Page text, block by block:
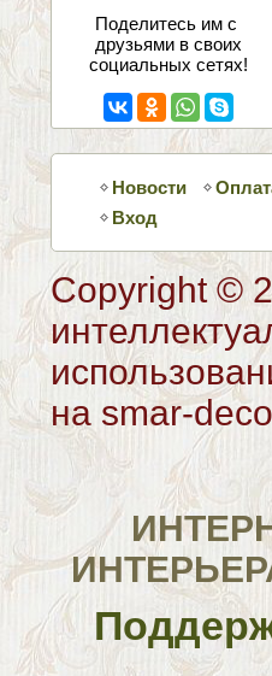
Поделитесь им с
друзьями в своих
социальных сетях!
Новости
Вход
Copyright ©
на smar-